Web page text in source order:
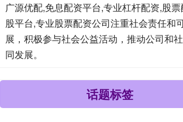
广源优配,免息配资平台,专业杠杆配资,股
股平台,专业股票配资公司注重社会责任和
展，积极参与社会公益活动，推动公司和
同发展。
话题标签